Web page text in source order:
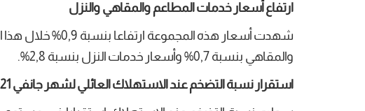
ارتفاع أسعار خدمات المطاعم والمقاهي والنزل
شهدت أسعار هذه
والمقاهي بنسبة 0,7% وأسعار خدمات النزل بنسبة 2,8%.
استقرار نسبة التضخم عند الاستهلاك العائلي لشهر جانفي 2021 في مستوى 4,9%